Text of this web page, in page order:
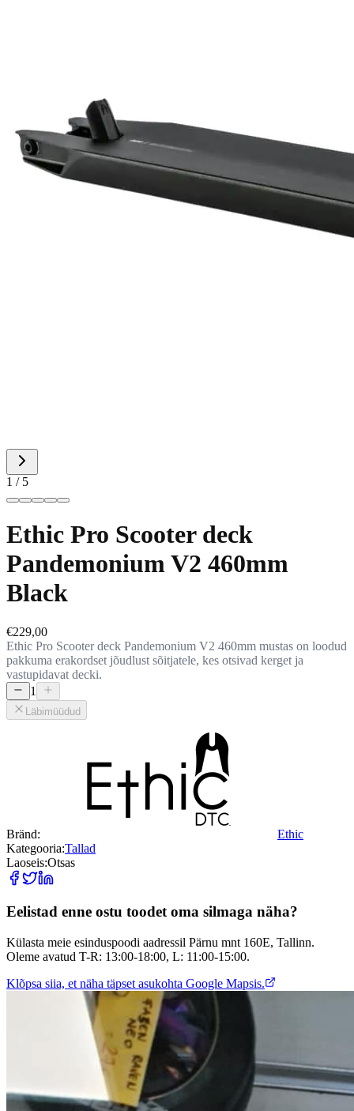
1 / 5
Ethic Pro Scooter deck
Pandemonium V2 460mm
Black
€229,00
Ethic Pro Scooter deck Pandemonium V2 460mm mustas on loodud
pakkuma erakordset jõudlust sõitjatele, kes otsivad kerget ja
vastupidavat decki.
1
Läbimüüdud
Bränd:
Ethic
Kategooria:Tallad
Laoseis:Otsas
Eelistad enne ostu toodet oma silmaga näha?
Külasta meie esinduspoodi aadressil Pärnu mnt 160E, Tallinn.
Oleme avatud T-R: 13:00-18:00, L: 11:00-15:00.
Klõpsa siia, et näha täpset asukohta Google Mapsis.